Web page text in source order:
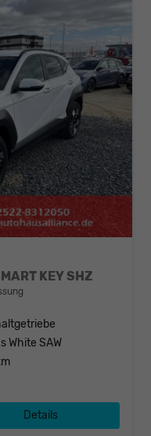
KEY SHZ
White SAW
Details